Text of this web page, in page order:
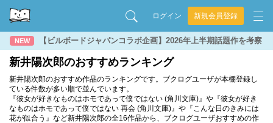
ログイン 新規会員登録
NEW 【ビルボードジャパンコラボ企画】2026年上半期話題作を考察
新井陽次郎のおすすめランキング
新井陽次郎のおすすめ作品のランキングです。ブクログユーザが本棚登録し
ている件数が多い順で並んでいます。
『彼女が好きなものはホモであって僕ではない (角川文庫)』や『彼女が好き
なものはホモであって僕ではない 再会 (角川文庫)』や『こんな日のきみには
花が似合う』など新井陽次郎の全16作品から、ブクログユーザおすすめの作